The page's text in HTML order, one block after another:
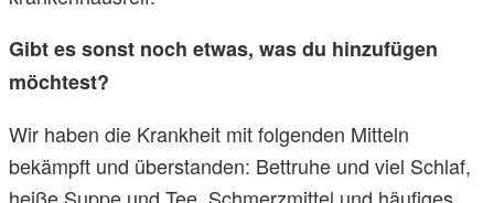
Gibt es sonst noch etwas, was du hinzufügen
möchtest?
Wir haben die Krankheit mit folgenden Mitteln
bekämpft und überstanden: Bettruhe und viel Schlaf,